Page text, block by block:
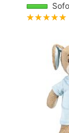
★★★★★